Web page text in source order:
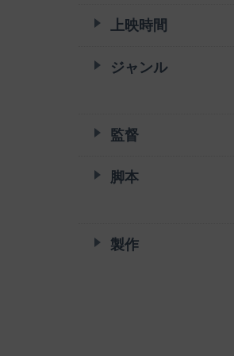
上映時間
ジャンル
監督
脚本
製作